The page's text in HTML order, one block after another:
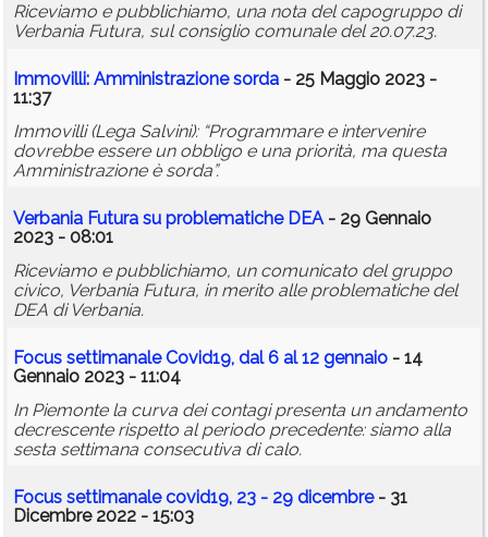
Riceviamo e pubblichiamo, una nota del capogruppo di
Verbania Futura, sul consiglio comunale del 20.07.23.
Immovilli: Amministrazione sorda - 25 Maggio 2023 -
11:37
Immovilli (Lega Salvini): “Programmare e intervenire
dovrebbe essere un obbligo e una priorità, ma questa
Amministrazione è sorda”.
Verbania Futura su problematiche DEA- 29 Gennaio
2023 - 08:01
Riceviamo e pubblichiamo, un comunicato del gruppo
civico, Verbania Futura, in merito alle problematiche del
DEA di Verbania.
Focus settimanale Covid19, dal 6 al 12 gennaio - 14
Gennaio 2023 - 11:04
In Piemonte la curva dei contagi presenta un andamento
decrescente rispetto al periodo precedente: siamo alla
sesta settimana consecutiva di calo.
Focus settimanale covid19, 23 - 29 dicembre- 31
Dicembre 2022 - 15:03